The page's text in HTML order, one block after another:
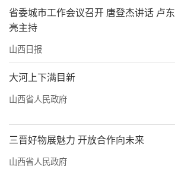
省委城市工作会议召开 唐登杰讲话 卢东
亮主持
山西日报
大河上下满目新
山西省人民政府
三晋好物展魅力 开放合作向未来
山西省人民政府